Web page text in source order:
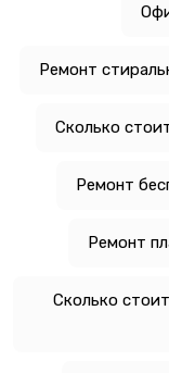
Ремонт
Сколько
Ремонт
Ремонт
Сколько